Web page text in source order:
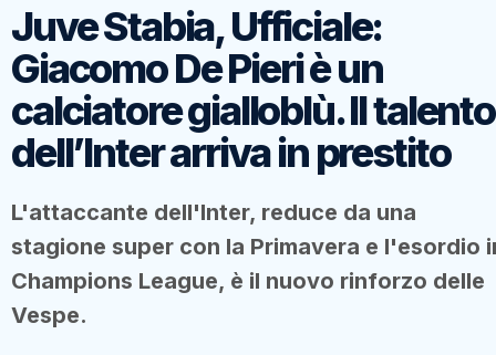
Juve Stabia, Ufficiale:
Giacomo De Pieri è un
calciatore gialloblù. Il talento
dell’Inter arriva in prestito
L'attaccante dell'Inter, reduce da una
stagione super con la Primavera e l'esordio
Champions League, è il nuovo rinforzo delle
Vespe.